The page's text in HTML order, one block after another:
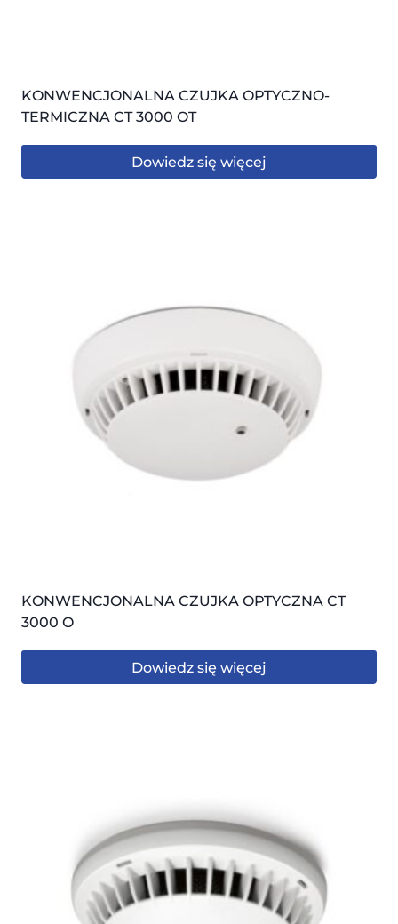
KONWENCJONALNA CZUJKA OPTYCZNO-
TERMICZNA CT 3000 OT
Dowiedz się więcej
KONWENCJONALNA CZUJKA OPTYCZNA CT
3000 O
Dowiedz się więcej